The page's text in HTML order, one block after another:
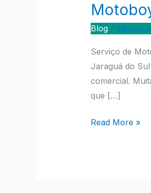
Blog/
Serviço de
Jaraguá do
comercial.
que […]
Motoboy
Jaragua
Do
Sul
Read More »